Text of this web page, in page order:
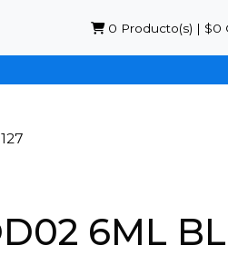
0 Producto(s) | $0
6ML BL